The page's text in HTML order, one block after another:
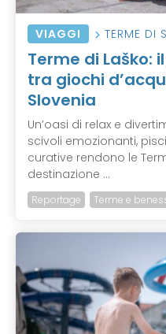
VIAGGI TERME DI
Terme di Laško:
tra giochi
Slovenia
Un’oasi di relax e
scivoli emozionanti,
curative rendono le
destinazione ...
Reportage Terme e